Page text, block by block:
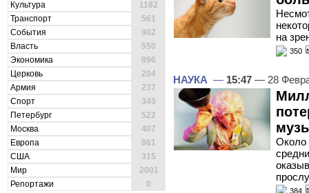
Культура
1182
Транспорт
561
События
902
Власть
550
Экономика
896
Церковь
204
Армия
237
Спорт
349
Петербург
522
Москва
407
Европа
861
США
315
Мир
2001
Репортажи
0
на
350
НАУКА — 15:47 — 28
Около
384